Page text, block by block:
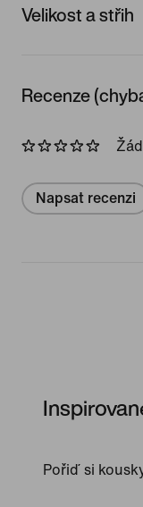
Velikost a střih
Recenze
Napsat recenzi
Pořiď si